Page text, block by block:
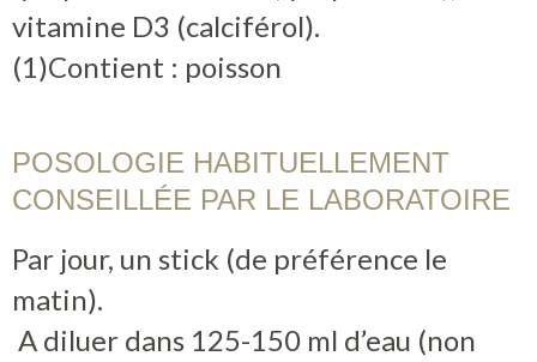
vitamine D3 (calciférol).
(1)Contient : poisson
POSOLOGIE HABITUELLEMENT
CONSEILLÉE PAR LE LABORATOIRE
Par jour, un stick (de préférence le
matin).
A diluer dans 125-150 ml d’eau (non